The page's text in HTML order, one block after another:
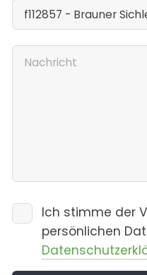
Ich stimme der
persönlichen